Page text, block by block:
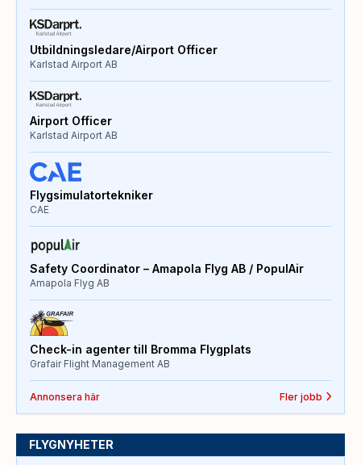
Utbildningsledare/Airport Officer
Karlstad Airport AB
Airport Officer
Karlstad Airport AB
Flygsimulatortekniker
CAE
Safety Coordinator – Amapola Flyg AB / PopulAir
Amapola Flyg AB
Check-in agenter till Bromma Flygplats
Grafair Flight Management AB
Annonsera här Fler jobb
FLYGNYHETER